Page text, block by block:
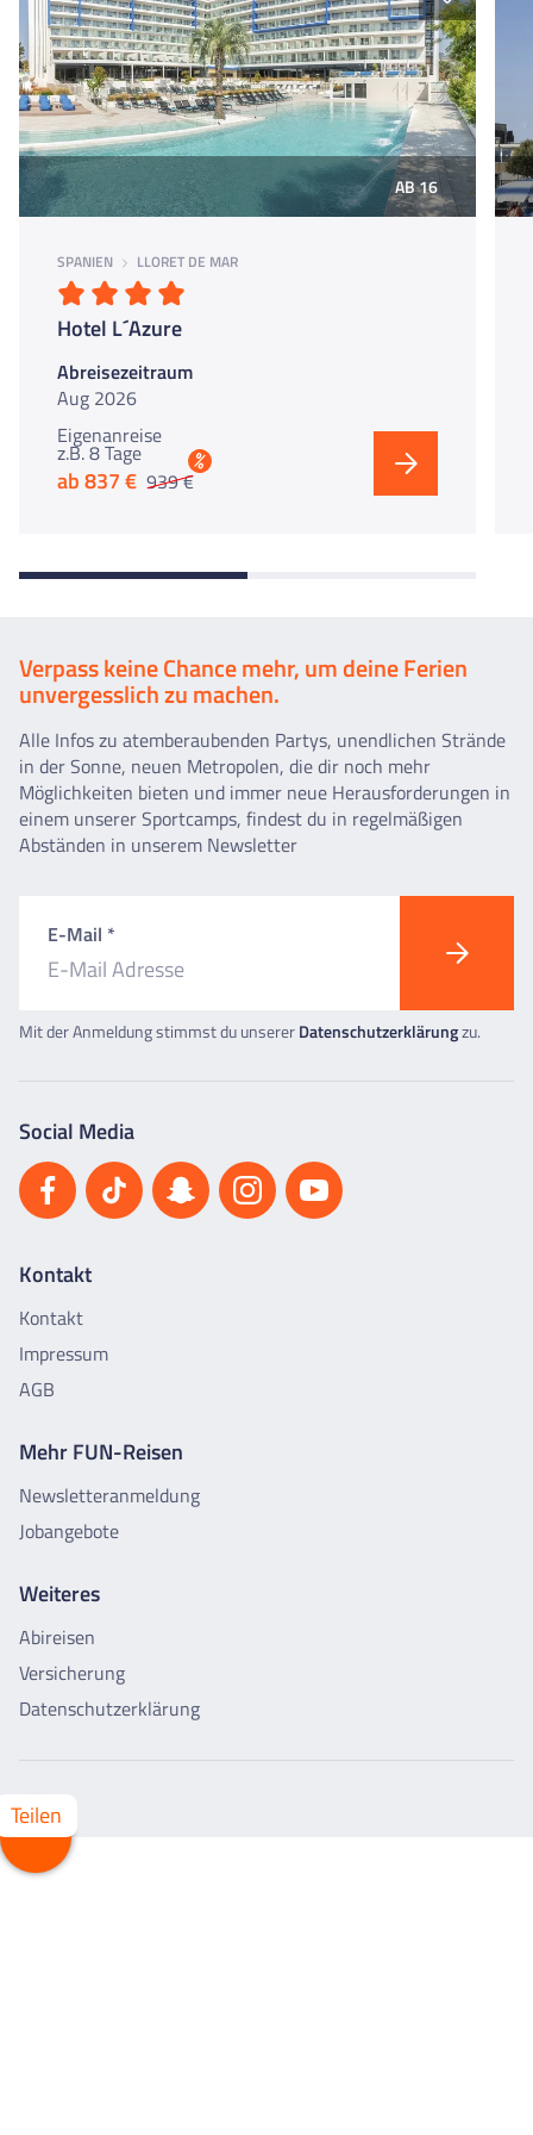
AB 16
SPANIEN LLORET DE MAR
Hotel L´Azure
Abreisezeitraum
Aug 2026
Eigenanreise
z.B. 8 Tage
ab 837 € 939 €
%
Verpass keine Chance mehr, um deine Ferien
unvergesslich zu machen.
Alle Infos zu atemberaubenden Partys, unendlichen Strände
in der Sonne, neuen Metropolen, die dir noch mehr
Möglichkeiten bieten und immer neue Herausforderungen in
einem unserer Sportcamps, findest du in regelmäßigen
Abständen in unserem Newsletter
E-Mail *
Mit der Anmeldung stimmst du unsererDatenschutzerklärungzu.
Social Media
Kontakt
Kontakt
Impressum
AGB
Mehr FUN-Reisen
Newsletteranmeldung
Jobangebote
Weiteres
Abireisen
Versicherung
Datenschutzerklärung
Teilen
Whatsapp
Facebook
X